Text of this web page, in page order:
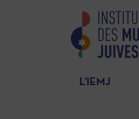
L’IEMJ